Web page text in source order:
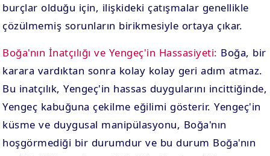
burçlar olduğu için, ilişkideki çatışmalar genellikle
çözülmemiş sorunların birikmesiyle ortaya çıkar.
Boğa'nın İnatçılığı ve Yengeç'in Hassasiyeti: Boğa, bir
karara vardıktan sonra kolay kolay geri adım atmaz.
Bu inatçılık, Yengeç'in hassas duygularını incittiğinde,
Yengeç kabuğuna çekilme eğilimi gösterir. Yengeç'in
küsme ve duygusal manipülasyonu, Boğa'nın
hoşgörmediği bir durumdur ve bu durum Boğa'nın